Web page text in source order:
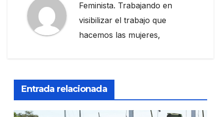
Feminista. Trabajando en
visibilizar el trabajo que
hacemos las mujeres,
Entrada relacionada